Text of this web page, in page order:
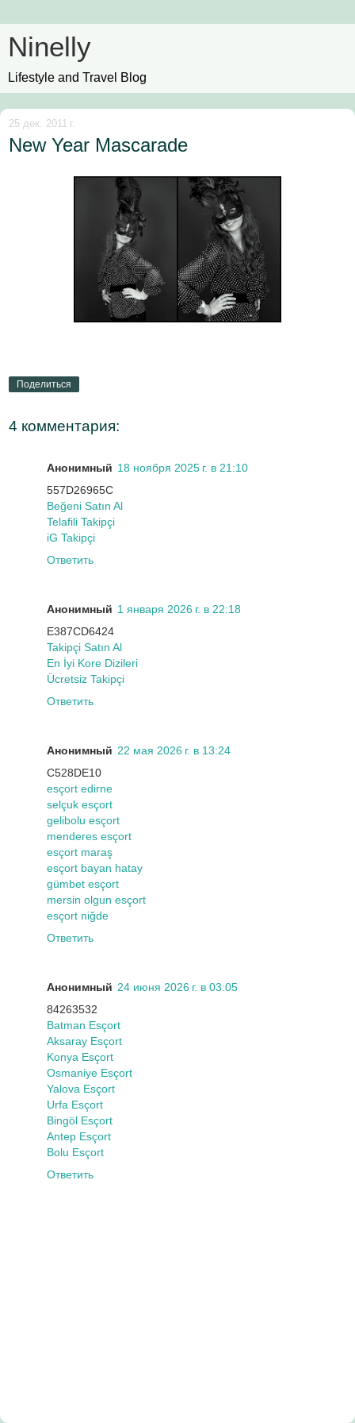
Ninelly
Lifestyle and Travel Blog
25 дек. 2011 г.
New Year Mascarade
Поделиться
4 комментария:
Анонимный 18 ноября 2025 г. в 21:10
557D26965C
Beğeni Satın Al
Telafili Takipçi
iG Takipçi
Ответить
Анонимный 1 января 2026 г. в 22:18
E387CD6424
Takipçi Satın Al
En İyi Kore Dizileri
Ücretsiz Takipçi
Ответить
Анонимный 22 мая 2026 г. в 13:24
C528DE10
esçort edirne
selçuk esçort
gelibolu esçort
menderes esçort
esçort maraş
esçort bayan hatay
gümbet esçort
mersin olgun esçort
esçort niğde
Ответить
Анонимный 24 июня 2026 г. в 03:05
84263532
Batman Esçort
Aksaray Esçort
Konya Esçort
Osmaniye Esçort
Yalova Esçort
Urfa Esçort
Bingöl Esçort
Antep Esçort
Bolu Esçort
Ответить